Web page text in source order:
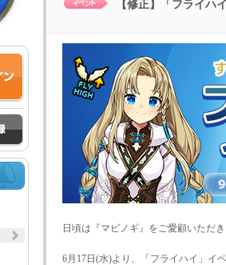
【修正】「フライハ
日頃は『マビノギ』をご愛顧いただ
6月17日(水)より、「フライハイ」イ